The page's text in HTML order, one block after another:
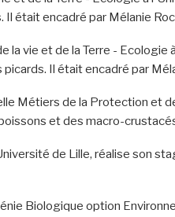
était encadré par Mélanie
la vie et de la Terre -
Il était encadré par
Métiers de la Protection et
et des macro-
de Lille, réalise son
Biologique option